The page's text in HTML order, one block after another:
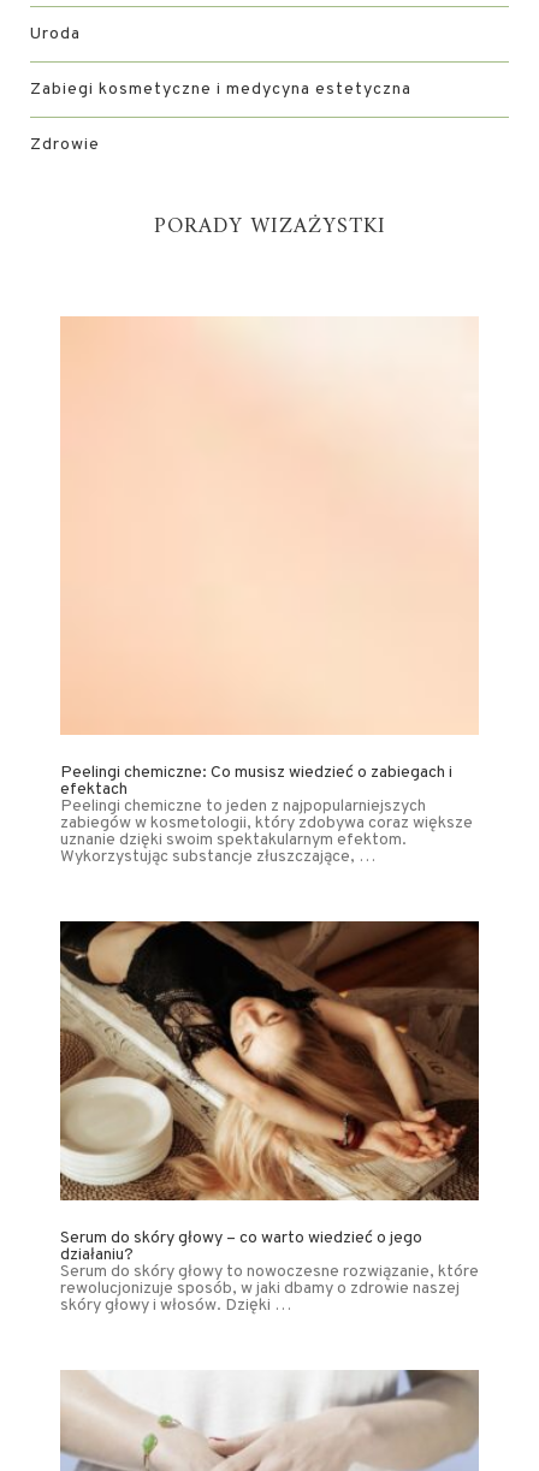
Uroda
Zabiegi kosmetyczne i medycyna estetyczna
Zdrowie
PORADY WIZAŻYSTKI
Peelingi chemiczne: Co musisz wiedzieć o zabiegach i
efektach
Peelingi chemiczne to jeden z najpopularniejszych
zabiegów w kosmetologii, który zdobywa coraz większe
uznanie dzięki swoim spektakularnym efektom.
Wykorzystując substancje złuszczające, …
Serum do skóry głowy – co warto wiedzieć o jego
działaniu?
Serum do skóry głowy to nowoczesne rozwiązanie, które
rewolucjonizuje sposób, w jaki dbamy o zdrowie naszej
skóry głowy i włosów. Dzięki …